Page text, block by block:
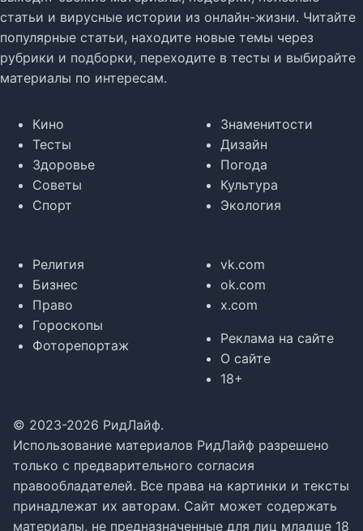
статьи и вирусные истории из онлайн-жизни. Читайте
популярные статьи, находите новые темы через
рубрики и подборки, переходите в тесты и выбирайте
материалы по интересам.
Кино
Тесты
Здоровье
Советы
Спорт
Знаменитости
Дизайн
Погода
Культура
Экология
Религия
Бизнес
Право
Гороскопы
Фоторепортаж
vk.com
ok.com
x.com
Реклама на сайте
О сайте
18+
© 2023-2026 РидЛайф.
Использование материалов РидЛайф разрешено
только с предварительного согласия
правообладателей. Все права на картинки и тексты
принадлежат их авторам. Сайт может содержать
материалы, не предназначенные для лиц младше 18